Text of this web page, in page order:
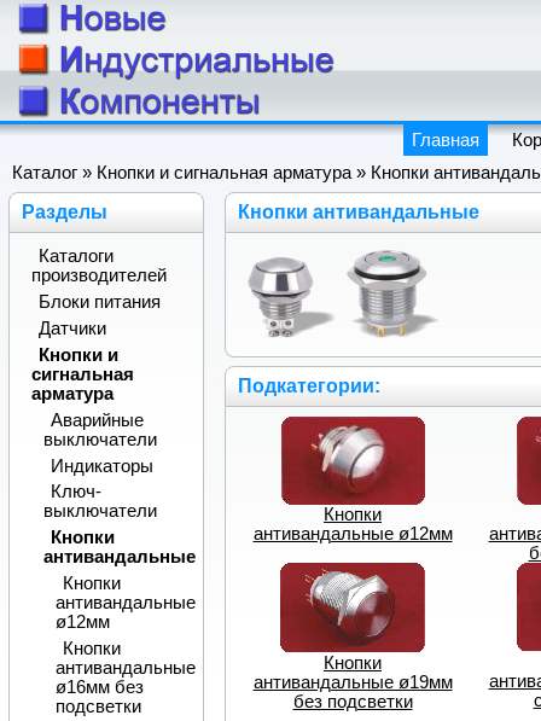
Главная
Каталог » Кнопки и сигнальная арматура» Кнопки
Кнопки антивандальные
Подкатегории:
Кнопки
антивандальные ø12мм
Кнопки
антивандальные ø19мм
без подсветки
Разделы
Каталоги
производителей
Блоки питания
Датчики
Кнопки и
сигнальная
арматура
Аварийные
выключатели
Индикаторы
Ключ-
выключатели
Кнопки
антивандальные
Кнопки
антивандальные
ø12мм
Кнопки
антивандальные
ø16мм без
подсветки